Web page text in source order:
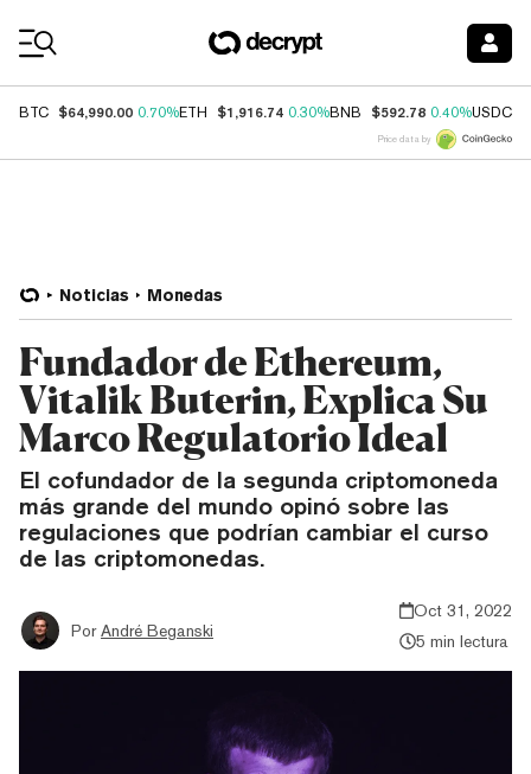
BTC $64,990.00 0.70%ETH $1,916.74 0.30%BNB $592.78 0.40%USDC
Price data by
Noticias Monedas
Fundador de Ethereum,
Vitalik Buterin, Explica Su
Marco Regulatorio Ideal
El cofundador de la segunda criptomoneda
más grande del mundo opinó sobre las
regulaciones que podrían cambiar el curso
de las criptomonedas.
Por André Beganski
Oct 31, 2022
5 min lectura